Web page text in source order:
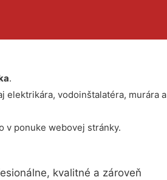
.
elektrikára, vodoinštalatéra, murára a
v ponuke webovej stránky.
kvalitné a zároveň